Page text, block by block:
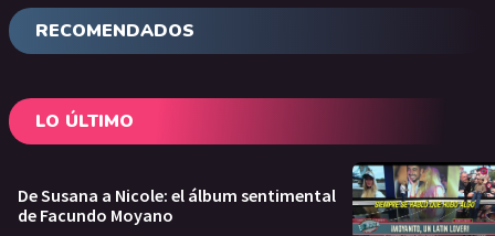
RECOMENDADOS
LO ÚLTIMO
De Susana a Nicole: el álbum sentimental
de Facundo Moyano